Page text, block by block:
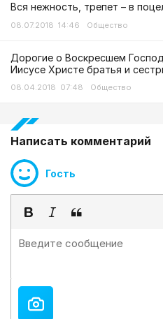
Вся нежность, трепет – в
08.07.2018 14:46 Общество
Дорогие о Воскресшем
Иисусе Христе братья и
08.04.2018 07:48 Общество
Написать комментарий
Гость